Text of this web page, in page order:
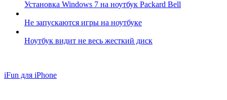
Установка Windows 7 на ноутбук Packard Bell
Не запускаются игры на ноутбуке
Ноутбук видит не весь жесткий диск
iFun для iPhone